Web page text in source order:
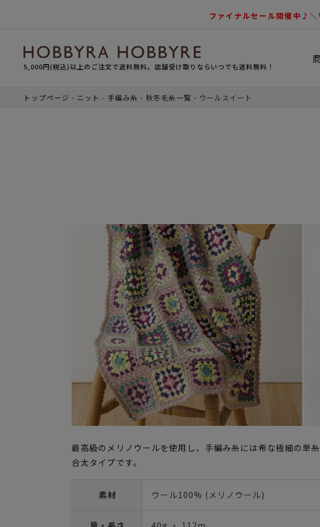
ファイナルセール開催中♪＼
5,000円(税込)以上のご注文で送料無料。店舗受け取りならいつでも送料無料！
トップページ ニット 手編み糸 秋冬毛糸一覧 ウールスイート
最高級のメリノウールを使用し、手編み糸には希な極細の単
合太タイプです。
素材 ウール100% (メリノウール)